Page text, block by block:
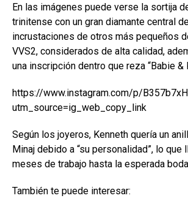
En las imágenes puede verse la sortija
trinitense con un gran diamante central
incrustaciones de otros más pequeños
VVS2, considerados de alta calidad,
una inscripción dentro que reza “Babie &
https://www.instagram.com/p/
utm_source=ig_web_copy_link
Según los joyeros, Kenneth quería un
Minaj debido a “su personalidad”, lo que
meses de trabajo hasta la esperada
También te puede interesar: